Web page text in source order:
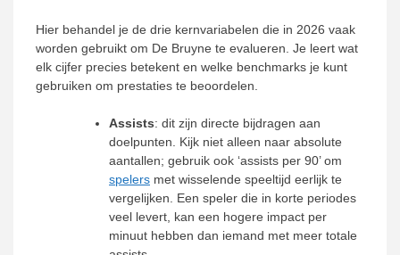
Hier behandel je de drie kernvariabelen die in 2026 vaak
worden gebruikt om De Bruyne te evalueren. Je leert wat
elk cijfer precies betekent en welke benchmarks je kunt
gebruiken om prestaties te beoordelen.
Assists: dit zijn directe bijdragen aan
doelpunten. Kijk niet alleen naar absolute
aantallen; gebruik ook ‘assists per 90’ om
spelers met wisselende speeltijd eerlijk te
vergelijken. Een speler die in korte periodes
veel levert, kan een hogere impact per
minuut hebben dan iemand met meer totale